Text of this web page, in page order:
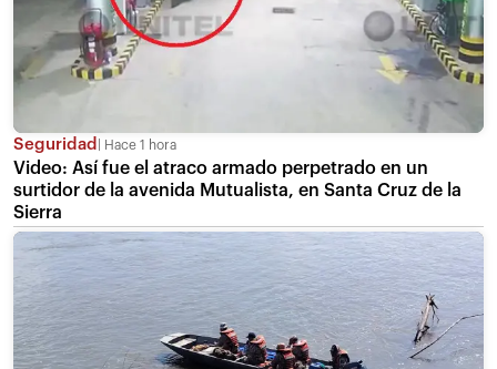
Seguridad Hace 1 hora
Video: Así fue el atraco armado perpetrado en un
surtidor de la avenida Mutualista, en Santa Cruz de la
Sierra